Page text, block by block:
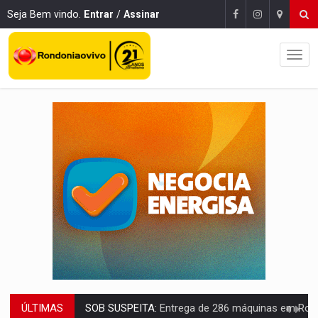
Seja Bem vindo. Entrar / Assinar
ÚLTIMAS ARTIGO:Reter até 50% no distrato imobiliário é legal, mas não pode